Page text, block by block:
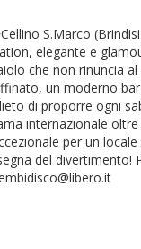
S.Marco
elegante e
che non rinuncia
un moderno
di proporre ogni
internazionale
per un
del divertimento!